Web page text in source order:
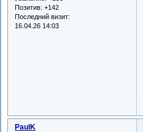
Позитив: +142
Последний визит:
16.04.26 14:03
PaulK